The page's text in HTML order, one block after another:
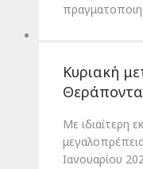
Κυριακή
Με ιδιαίτερη
Ιανουαρίου